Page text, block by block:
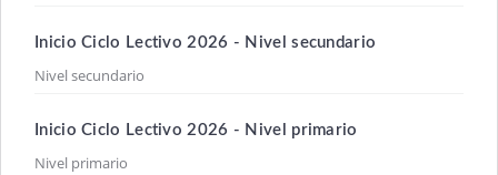
Inicio Ciclo Lectivo 2026 - Nivel secundario
Nivel secundario
Inicio Ciclo Lectivo 2026 - Nivel primario
Nivel primario